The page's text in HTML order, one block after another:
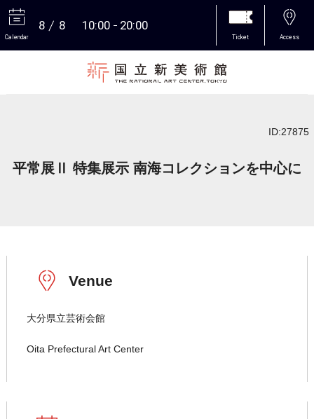
Calendar
8 8 10:00 20:00
Ticket Access
ID:27875
平常展Ⅱ 特集展示 南海コレクションを中心に
Venue
大分県立芸術会館
Oita Prefectural Art Center